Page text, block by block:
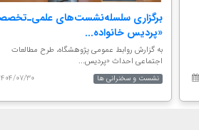
برگزاری سلسله‌نشست‌های
«پردیس خانواده...
به گزارش روابط عمومی پژوهشگاه، طرح مطالعات
اجتماعی احداث «پردیس...
۱۴۰۴/۰۷/
نشست و سخنرانی ها